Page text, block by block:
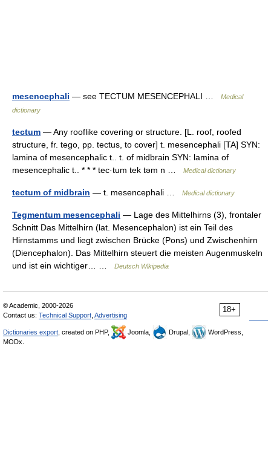
mesencephali — see TECTUM MESENCEPHALI …
Medical
dictionary
tectum — Any rooflike covering or structure. [L. roof, roofed
structure, fr. tego, pp. tectus, to cover] t. mesencephali [TA] SYN:
lamina of mesencephalic t.. t. of midbrain SYN: lamina of
mesencephalic t.. * * * tec·tum tek təm n …
Medical dictionary
tectum of midbrain — t. mesencephali … Medical dictionary
Tegmentum mesencephali — Lage des Mittelhirns (3), frontaler
Schnitt Das Mittelhirn (lat. Mesencephalon) ist ein Teil des
Hirnstamms und liegt zwischen Brücke (Pons) und Zwischenhirn
(Diencephalon). Das Mittelhirn steuert die meisten Augenmuskeln
und ist ein wichtiger… …
Deutsch Wikipedia
18+
© Academic, 2000-2026
Contact us: Technical Support Advertising
Dictionaries export , created on PHP, Joomla, Drupal,
WordPress,
MODx.